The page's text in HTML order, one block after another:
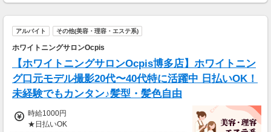
最短即時支払い。
【 キャリア手当10万円 】
エントリーした職種の経験が2年以上かつフル
タイム勤務可能な方は、
1ヶ月勤務後の給与にて《10万円》を一括支給
します！
アルバイト その他(美容・理容・エステ系)
ホワイトニングサロンOcpis
【ホワイトニングサロンOcpis博多店】ホワイトニン
グ口元モデル撮影20代〜40代特に活躍中 日払いOK！
未経験でもカンタン♪髪型・髪色自由
時給1000円
★日払いOK